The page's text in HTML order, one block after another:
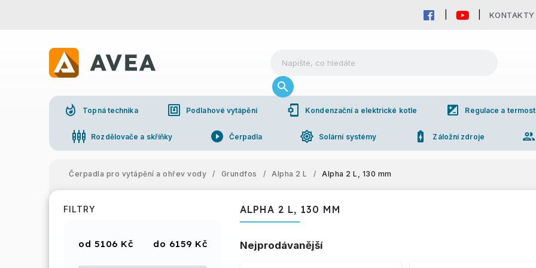
KONTAKTY
whatshot Topná technika nfc Podlahové vytápění phonelink_setup Kondenzační a elektrické kotle iso Regulace a
settings_input_component Rozdělovače a skříňky play_circle_filled Čerpadla brightness_high Solární systémy battery_charging_full Záložní zdroje group
Čerpadla pro vytápění a ohřev vody / Grundfos / Alpha 2 L / Alpha 2 L, 130 mm
FILTRY
5106 Kč 6159 Kč
ALPHA 2 L, 130 MM
Nejprodávanější